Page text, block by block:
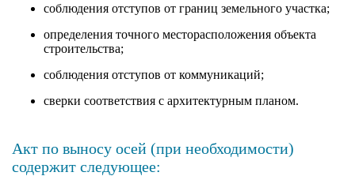
соблюдения отступов от границ земельного участка;
определения точного месторасположения объекта
строительства;
соблюдения отступов от коммуникаций;
сверки соответствия с архитектурным планом.
Акт по выносу осей (при необходимости)
содержит следующее: